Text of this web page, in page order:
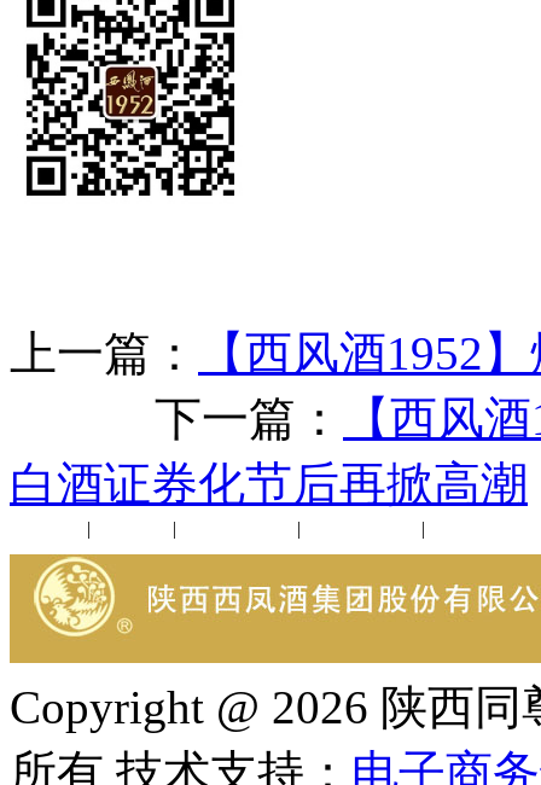
上一篇：
【西风酒1952
下一篇：
【西风
白酒证券化节后再掀高潮
| | | |
Copyright @ 2026 陕西
所有 技术支持： 电子商